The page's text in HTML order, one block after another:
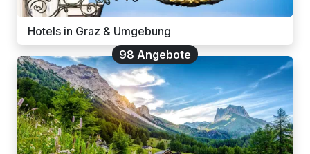
Hotels in Graz & Umgebung
98 Angebote